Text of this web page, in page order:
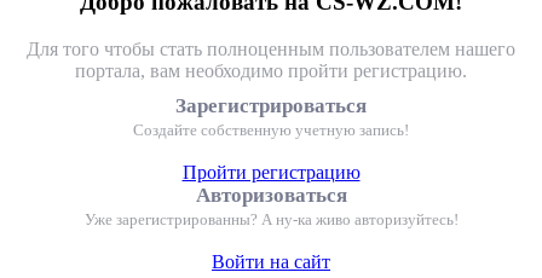
Для того чтобы стать полноценным пользователем нашего
портала, вам необходимо пройти регистрацию.
Зарегистрироваться
Создайте собственную учетную запись!
Пройти регистрацию
Авторизоваться
Уже зарегистрированны? А ну-ка живо авторизуйтесь!
Войти на сайт